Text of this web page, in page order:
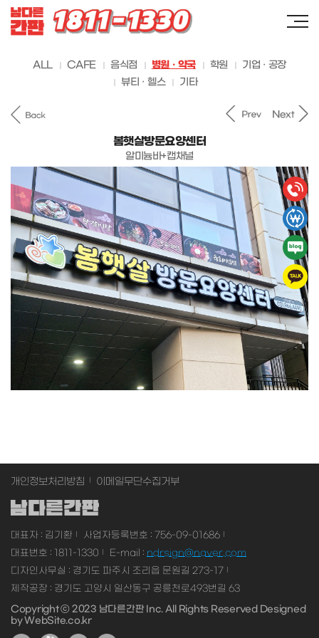
ALL CAFE 음식점 병원 · 약국 학원
기업 · 공장
뷰티 · 헬스
기타
봄햇살방문요양센터
알미늄바+캡채널
개인정보처리방침 이메일무단수집거부
대표자 : 김기환
사업자등록번호 : 756-09-01686
대표번호 : 1811-1330
E-mail : ndrsign@naver.com
디자인사무실 : 경기도 파주시 조리읍 문원길 273-17
제작공장 : 경기도 고양시 일산동구 공릉천로493번길 63
Copyright ⓒ 2023 남다른간판 Inc. All Rights Reserved Designed
byWebSite.co.kr